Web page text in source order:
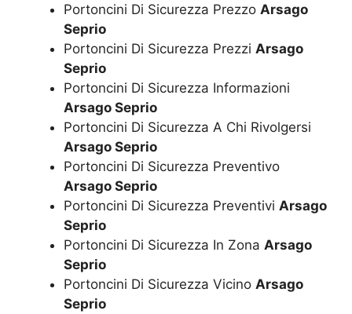
Portoncini Di Sicurezza Prezzo Arsago
Seprio
Portoncini Di Sicurezza Prezzi Arsago
Seprio
Portoncini Di Sicurezza Informazioni
Arsago Seprio
Portoncini Di Sicurezza A Chi Rivolgersi
Arsago Seprio
Portoncini Di Sicurezza Preventivo
Arsago Seprio
Portoncini Di Sicurezza Preventivi Arsago
Seprio
Portoncini Di Sicurezza In Zona Arsago
Seprio
Portoncini Di Sicurezza Vicino Arsago
Seprio